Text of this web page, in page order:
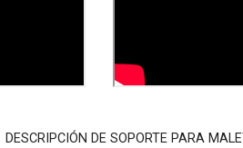
DESCRIPCIÓN DE SOPORTE PARA